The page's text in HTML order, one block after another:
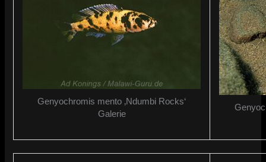
Genyochromis mento ‚Ndumbi Rocks‘
Galerie